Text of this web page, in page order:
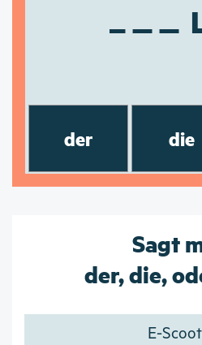
der die
Sagt
der, die,
E-